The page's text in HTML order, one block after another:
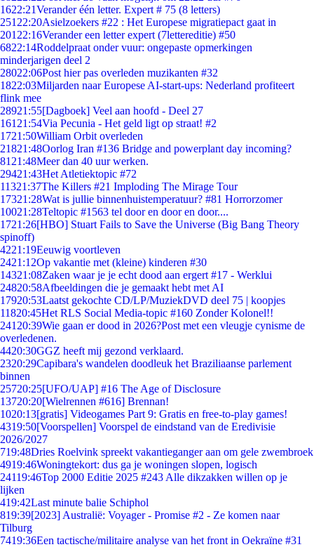
1622:21Verander één letter. Expert # 75 (8 letters)
251 22:20Asielzoekers #22 : Het Europese migratiepact gaat in
201 22:16Verander een letter expert (7lettereditie) #50
6822:14Roddelpraat onder vuur: ongepaste opmerkingen
minderjarigen deel 2
28022:06Post hier pas overleden muzikanten #32
1822:03Miljarden naar Europese AI-start-ups: Nederland profiteert
flink mee
28921:55[Dagboek] Veel aan hoofd - Deel 27
161 21:54Via Pecunia - Het geld ligt op straat! #2
1721:50William Orbit overleden
21821:48Oorlog Iran #136 Bridge and powerplant day incoming?
81 21:48Meer dan 40 uur werken.
29421:43Het Atletiektopic #72
11321:37The Killers #21 Imploding The Mirage Tour
17321:28Wat is jullie binnenhuistemperatuur? #81 Horrorzomer
10021:28Teltopic #1563 tel door en door en door....
1721:26[HBO] Stuart Fails to Save the Universe (Big Bang Theory
spinoff)
4221:19Eeuwig voortleven
2421:12Op vakantie met (kleine) kinderen #30
14321:08Zaken waar je je echt dood aan ergert #17 - Werklui
24820:58Afbeeldingen die je gemaakt hebt met AI
17920:53Laatst gekochte CD/LP/MuziekDVD deel 75 | koopjes
11820:45Het RLS Social Media-topic #160 Zonder Kolonel!!
241 20:39Wie gaan er dood in 2026?Post met een vleugje cynisme de
overledenen.
4420:30GGZ heeft mij gezond verklaard.
2320:29Capibara's wandelen doodleuk het Braziliaanse parlement
binnen
25720:25[UFO/UAP] #16 The Age of Disclosure
13720:20[Wielrennen #616] Brennan!
1020:13[gratis] Videogames Part 9: Gratis en free-to-play games!
4319:50[Voorspellen] Voorspel de eindstand van de Eredivisie
2026/2027
719:48Dries Roelvink spreekt vakantieganger aan om gele zwembroek
4919:46Woningtekort: dus ga je woningen slopen, logisch
24119:46Top 2000 Editie 2025 #243 Alle dikzakken willen op je
lijken
419:42Last minute balie Schiphol
819:39[2023] Australië: Voyager - Promise #2 - Ze komen naar
Tilburg
7419:36Een tactische/militaire analyse van het front in Oekraïne #31